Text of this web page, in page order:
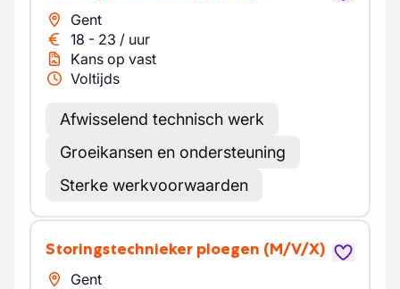
Gent
18 - 23 / uur
Kans op vast
Voltijds
Afwisselend technisch werk
Groeikansen en ondersteuning
Sterke werkvoorwaarden
Storingstechnieker ploegen (M/V/X)
Gent